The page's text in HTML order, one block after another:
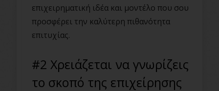
επιχειρηματική ιδέα και μοντέλο που σου
προσφέρει την καλύτερη πιθανότητα
επιτυχίας.
#2 Χρειάζεται να γνωρίζεις
το σκοπό της επιχείρησης